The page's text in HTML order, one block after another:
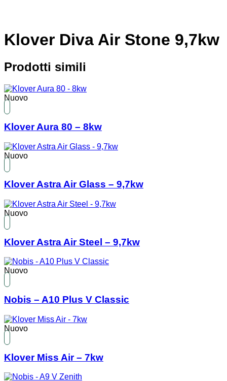
Klover Diva Air Stone 9,7kw
Prodotti simili
Nuovo
Klover Aura 80 – 8kw
Nuovo
Klover Astra Air Glass – 9,7kw
Nuovo
Klover Astra Air Steel – 9,7kw
Nuovo
Nobis – A10 Plus V Classic
Nuovo
Klover Miss Air – 7kw